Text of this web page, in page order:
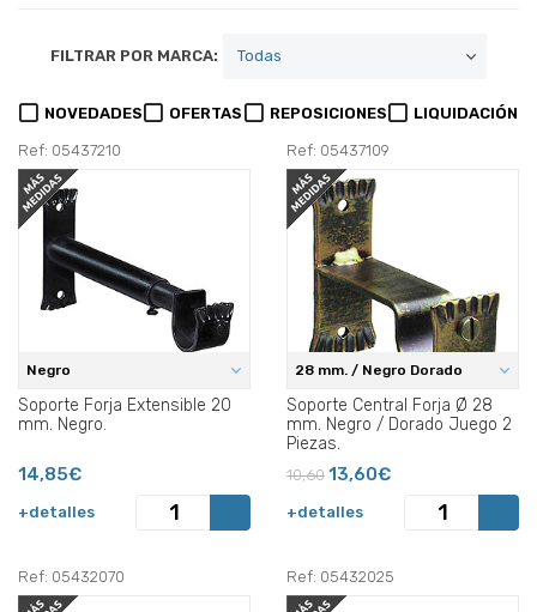
FILTRAR POR MARCA:
NOVEDADES OFERTAS REPOSICIONES LIQUIDACIÓN
Ref: 05437210
Negro
Soporte Forja Extensible 20
mm. Negro.
14,85€
+detalles
Ref: 05437109
28 mm. / Negro Dorado
Soporte Central Forja Ø 28
mm. Negro / Dorado Juego 2
Piezas.
10,60 13,60€
+detalles
Ref: 05432070 Ref: 05432025